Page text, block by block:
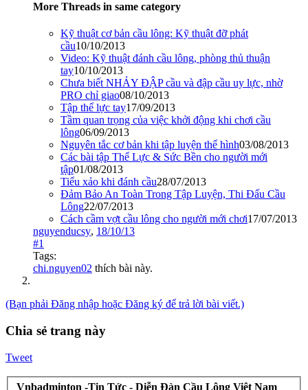
More Threads in same category
Kỹ thuật cơ bản cầu lông: Kỹ thuật đỡ phát
cầu10/10/2013
Video: Kỹ thuật đánh cầu lông, phòng thủ thuận
tay10/10/2013
Chưa biết NHẢY ĐẬP cầu và đập cầu uy lực, nhờ
PRO chỉ giao08/10/2013
Tập thể lực tay17/09/2013
Tầm quan trọng của việc khởi động khi chơi cầu
lông06/09/2013
Nguyên tắc cơ bản khi tập luyện thể hình03/08/2013
Các bài tập Thể Lực & Sức Bền cho người mới
tập01/08/2013
Tiểu xảo khi đánh cầu28/07/2013
Đảm Bảo An Toàn Trong Tập Luyện, Thi Đấu Cầu
Lông22/07/2013
Cách cầm vợt cầu lông cho người mới chơi17/07/2013
nguyenducsy, 18/10/13
#1
Tags:
chi.nguyen02 thích bài này.
(Bạn phải Đăng nhập hoặc Đăng ký để trả lời bài viết.)
Chia sẻ trang này
Tweet
Vnbadminton -Tin Tức - Diễn Đàn Cầu Lông Việt Nam